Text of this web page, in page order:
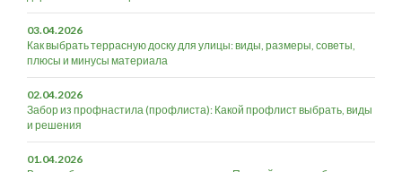
03.04.2026
Как выбрать террасную доску для улицы: виды, размеры, советы,
плюсы и минусы материала
02.04.2026
Забор из профнастила (профлиста): Какой профлист выбрать, виды
и решения
01.04.2026